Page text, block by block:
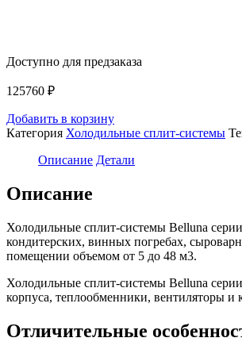
Доступно для предзаказа
125760 ₽
Добавить в корзину
Категория Холодильные сплит-системы
Описание Детали
Описание
Холодильные сплит-системы Belluna
кондитерских, винных погребах,
помещении объемом от 5 до 48 м3.
Холодильные сплит-системы Belluna
корпуса, теплообменники, вентиляторы и
Отличительные